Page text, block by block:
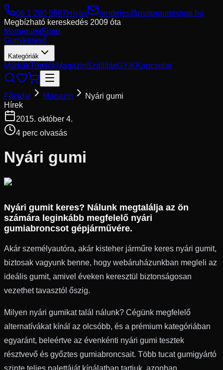
06 1 280 6567Hívás
rendeles@motorgumishop.hu
Megbízható kereskedés 2009 óta
MotorgumiShop
Gumikereső
Kategóriák
MárkákTömlőkMagazinSzállításGYIKKapcsolat
Főoldal Magazin
Nyári gumi
Hírek
2015. október 4.
4 perc olvasás
Nyári gumi
Nyári gumit keres? Nálunk megtalálja az ön
számára leginkább megfelelő nyári
gumiabroncsot gépjárművére.
Akár személyautóra, akár kisteher járműre keres nyári gumit,
biztosak vagyunk benne, hogy webáruházunkban megleli az
ideális gumit, amivel éveken keresztül biztonságosan
vezethet tavasztól őszig.
Milyen nyári gumikat talál nálunk? Cégünk megfelelő
alternatívákat kínál az olcsóbb, és a prémium kategóriában
egyaránt, beleértve az évenkénti nyári gumi tesztek
résztvevő és győztes gumiabroncsait. Több tucat gumigyártó
szinte teljes palettáját kínálatban tartjuk, azonban